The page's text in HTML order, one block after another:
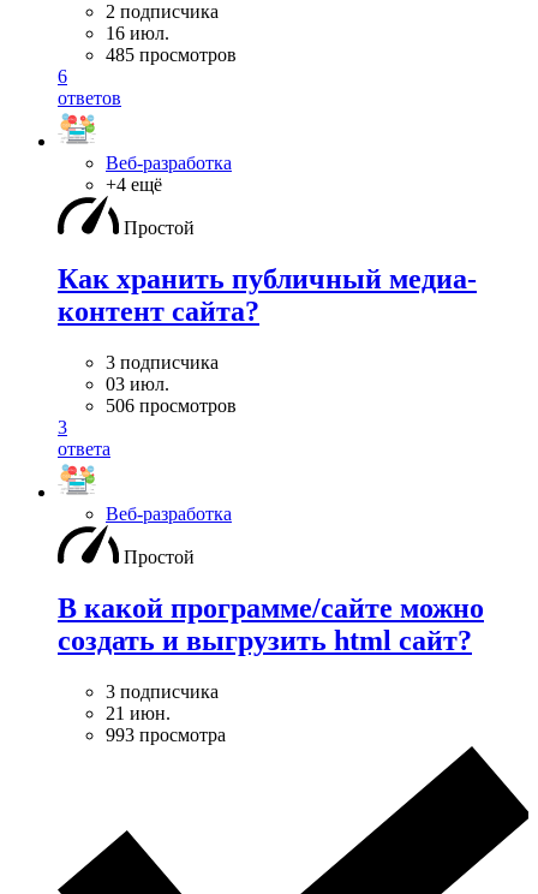
2 подписчика
16 июл.
485 просмотров
6
ответов
Веб-разработка
+4 ещё
Простой
Как хранить публичный медиа-
контент сайта?
3 подписчика
03 июл.
506 просмотров
3
ответа
Веб-разработка
Простой
В какой программе/сайте можно
создать и выгрузить html сайт?
3 подписчика
21 июн.
993 просмотра